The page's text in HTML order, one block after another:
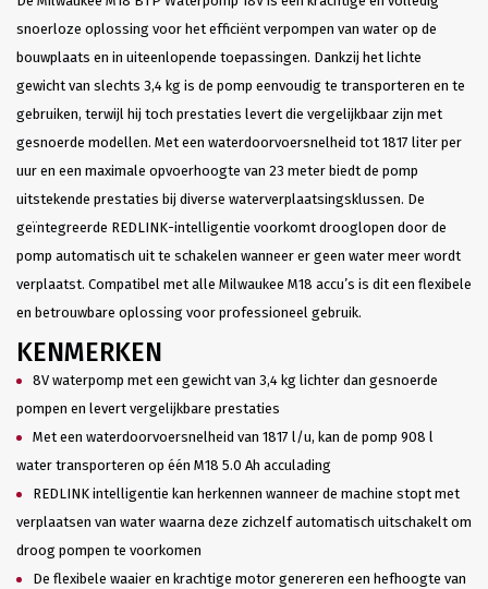
snoerloze oplossing voor het efficiënt verpompen van water op de
bouwplaats en in uiteenlopende toepassingen. Dankzij het lichte
gewicht van slechts 3,4 kg is de pomp eenvoudig te transporteren en te
gebruiken, terwijl hij toch prestaties levert die vergelijkbaar zijn met
gesnoerde modellen. Met een waterdoorvoersnelheid tot 1817 liter per
uur en een maximale opvoerhoogte van 23 meter biedt de pomp
uitstekende prestaties bij diverse waterverplaatsingsklussen. De
geïntegreerde REDLINK-intelligentie voorkomt drooglopen door de
pomp automatisch uit te schakelen wanneer er geen water meer wordt
verplaatst. Compatibel met alle Milwaukee M18 accu’s is dit een flexibele
en betrouwbare oplossing voor professioneel gebruik.
KENMERKEN
8V waterpomp met een gewicht van 3,4 kg lichter dan gesnoerde
pompen en levert vergelijkbare prestaties
Met een waterdoorvoersnelheid van 1817 l/u, kan de pomp 908 l
water transporteren op één M18 5.0 Ah acculading
REDLINK intelligentie kan herkennen wanneer de machine stopt met
verplaatsen van water waarna deze zichzelf automatisch uitschakelt om
droog pompen te voorkomen
De flexibele waaier en krachtige motor genereren een hefhoogte van